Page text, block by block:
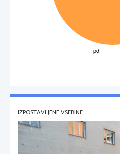
IZPOSTAVLJENE VSEBINE